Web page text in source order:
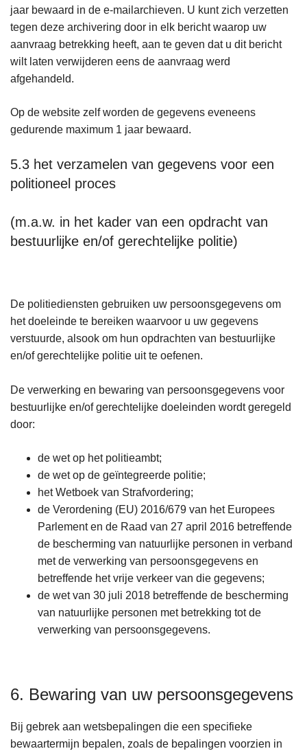
jaar bewaard in de e-mailarchieven. U kunt zich verzetten
tegen deze archivering door in elk bericht waarop uw
aanvraag betrekking heeft, aan te geven dat u dit bericht
wilt laten verwijderen eens de aanvraag werd
afgehandeld.
Op de website zelf worden de gegevens eveneens
gedurende maximum 1 jaar bewaard.
5.3 het verzamelen van gegevens voor een
politioneel proces
(m.a.w. in het kader van een opdracht van
bestuurlijke en/of gerechtelijke politie)
De politiediensten gebruiken uw persoonsgegevens om
het doeleinde te bereiken waarvoor u uw gegevens
verstuurde, alsook om hun opdrachten van bestuurlijke
en/of gerechtelijke politie uit te oefenen.
De verwerking en bewaring van persoonsgegevens voor
bestuurlijke en/of gerechtelijke doeleinden wordt geregeld
door:
de wet op het politieambt;
de wet op de geïntegreerde politie;
het Wetboek van Strafvordering;
de Verordening (EU) 2016/679 van het Europees
Parlement en de Raad van 27 april 2016 betreffende
de bescherming van natuurlijke personen in verband
met de verwerking van persoonsgegevens en
betreffende het vrije verkeer van die gegevens;
de wet van 30 juli 2018 betreffende de bescherming
van natuurlijke personen met betrekking tot de
verwerking van persoonsgegevens.
6. Bewaring van uw persoonsgegevens
Bij gebrek aan wetsbepalingen die een specifieke
bewaartermijn bepalen, zoals de bepalingen voorzien in